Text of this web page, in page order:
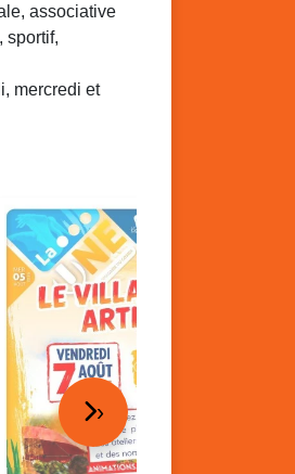
associative
sportif,
mercredi et
›